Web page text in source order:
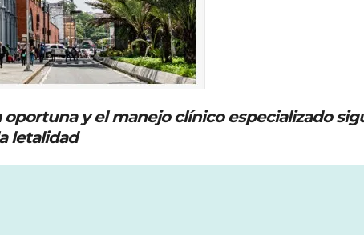
y el manejo clínico especializado
letalidad